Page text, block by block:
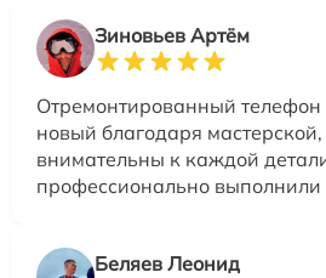
Зиновьев Артём
Отремонтированный телефон
новый благодаря
внимательны к каждой
профессионально выполнили
Беляев Леонид